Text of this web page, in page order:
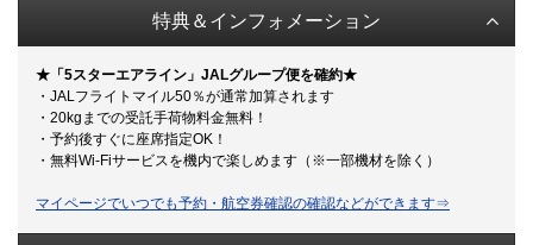
特典＆インフォメーション
★「5スターエアライン」JALグループ便を確約★
・JALフライトマイル50％が通常加算されます
・20kgまでの受託手荷物料金無料！
・予約後すぐに座席指定OK！
・無料Wi-Fiサービスを機内で楽しめます（※一部機材を除く）
マイページでいつでも予約・航空券確認の確認などができます⇒